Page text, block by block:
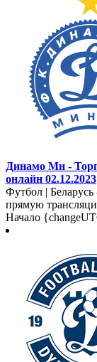
Динамо Мн -
онлайн 02.12.2023
Футбол |
прямую
Начало